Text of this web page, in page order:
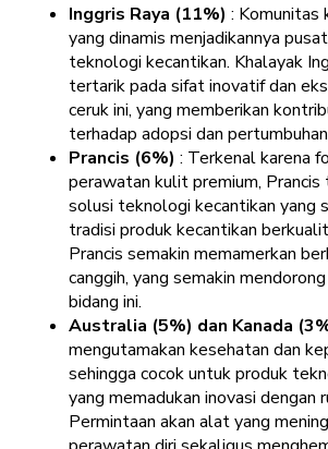
Inggris Raya (11%) : Komunitas
yang dinamis menjadikannya
teknologi kecantikan. Khalayak
tertarik pada sifat inovatif dan
ceruk ini, yang memberikan
terhadap adopsi dan
Prancis (6%) : Terkenal karena
perawatan kulit premium,
solusi teknologi kecantikan yang
tradisi produk kecantikan
Prancis semakin memamerkan
canggih, yang semakin
bidang ini.
Australia (5%) dan Kanada
mengutamakan kesehatan dan
sehingga cocok untuk produk
yang memadukan inovasi dengan
Permintaan akan alat yang